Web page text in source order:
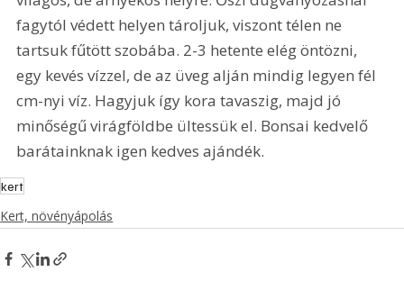
fagytól védett helyen tároljuk, viszont télen ne
tartsuk fűtött szobába. 2-3 hetente elég öntözni,
egy kevés vízzel, de az üveg alján mindig legyen fél
cm-nyi víz. Hagyjuk így kora tavaszig, majd jó
minőségű virágföldbe ültessük el. Bonsai kedvelő
barátainknak igen kedves ajándék.
kert
Kert, növényápolás